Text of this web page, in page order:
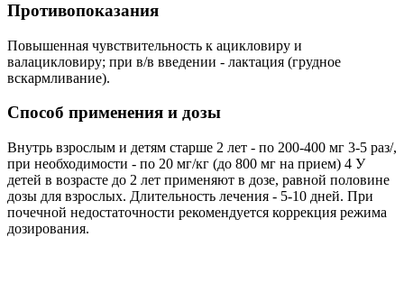
Противопоказания
Повышенная чувствительность к ацикловиру и
валацикловиру; при в/в введении - лактация (грудное
вскармливание).
Способ применения и дозы
Внутрь взрослым и детям старше 2 лет - по 200-400 мг 3-5 раз/,
при необходимости - по 20 мг/кг (до 800 мг на прием) 4 У
детей в возрасте до 2 лет применяют в дозе, равной половине
дозы для взрослых. Длительность лечения - 5-10 дней. При
почечной недостаточности рекомендуется коррекция режима
дозирования.